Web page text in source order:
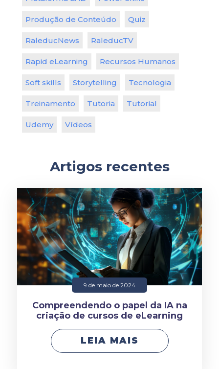
Produção de Conteúdo Quiz
RaleducNews RaleducTV
Rapid eLearning Recursos Humanos
Soft skills Storytelling Tecnologia
Treinamento Tutoria Tutorial
Udemy Vídeos
Artigos recentes
9 de maio de 2024
Compreendendo o papel da IA na
criação de cursos de eLearning
LEIA MAIS